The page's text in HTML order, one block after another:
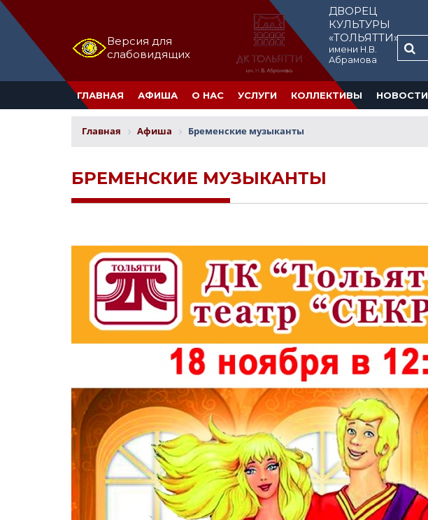
Версия для
слабовидящих
ДВОРЕЦ
КУЛЬТУРЫ
«ТОЛЬЯТТИ»
имени Н.В.
Абрамова
ГЛАВНАЯ АФИША О НАС УСЛУГИ КОЛЛЕКТИВЫ НОВОСТИ
Главная Афиша Бременские музыканты
БРЕМЕНСКИЕ МУЗЫКАНТЫ